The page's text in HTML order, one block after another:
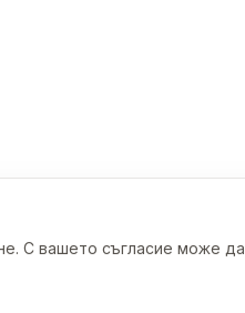
С вашето съгласие може да